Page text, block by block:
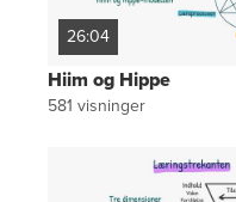
26:04
Hiim og Hippe
581 visninger